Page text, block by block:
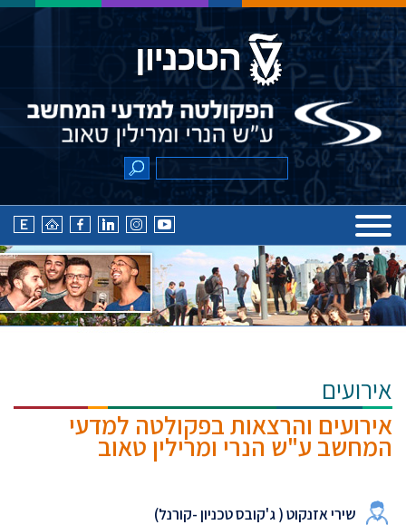
אירועים
אירועים והרצאות בפקולטה למדעי
המחשב ע"ש הנרי ומרילין טאוב
שירי אזנקוט ( ג'קובס טכניון -קורנל)